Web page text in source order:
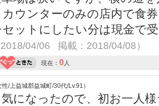
カウンターのみの店内で食
ットにしたい分は現金で
:2018/04/06 掲載：2018/04/08）
現在： 0人
/上益城郡益城町/30代/Lv.91）
になったので、初お一人